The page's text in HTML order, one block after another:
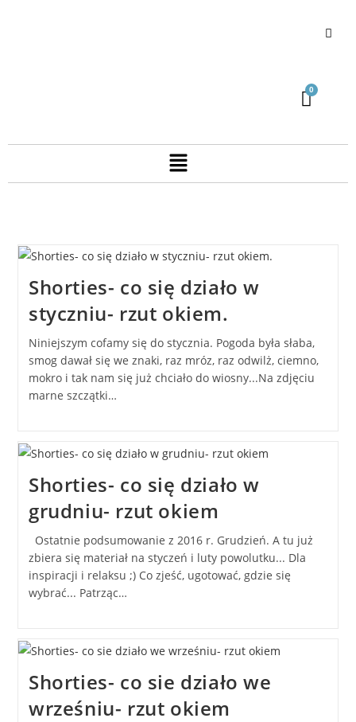
Shorties- co się działo w
styczniu- rzut okiem.
Niniejszym cofamy się do stycznia. Pogoda była słaba,
smog dawał się we znaki, raz mróz, raz odwilż, ciemno,
mokro i tak nam się już chciało do wiosny...Na zdjęciu
marne szczątki…
Shorties- co się działo w
grudniu- rzut okiem
Ostatnie podsumowanie z 2016 r. Grudzień. A tu już
zbiera się materiał na styczeń i luty powolutku... Dla
inspiracji i relaksu ;) Co zjeść, ugotować, gdzie się
wybrać... Patrząc…
Shorties- co sie działo we
wrześniu- rzut okiem